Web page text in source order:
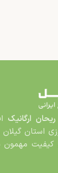
ریحان ارگانیک
استان گیلان
کیفیت